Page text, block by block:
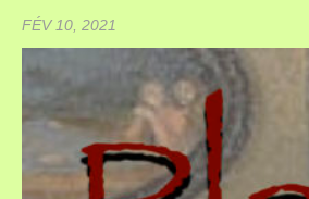
FÉV 10, 2021